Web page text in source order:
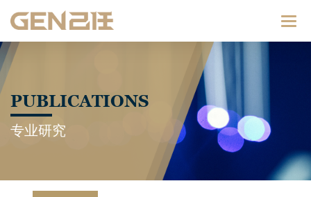
PUBLICATIONS
专业研究